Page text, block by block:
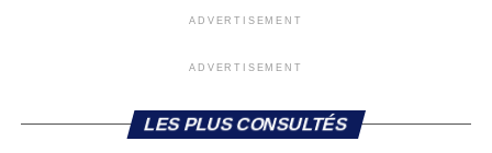
ADVERTISEMENT
ADVERTISEMENT
LES PLUS CONSULTÉS